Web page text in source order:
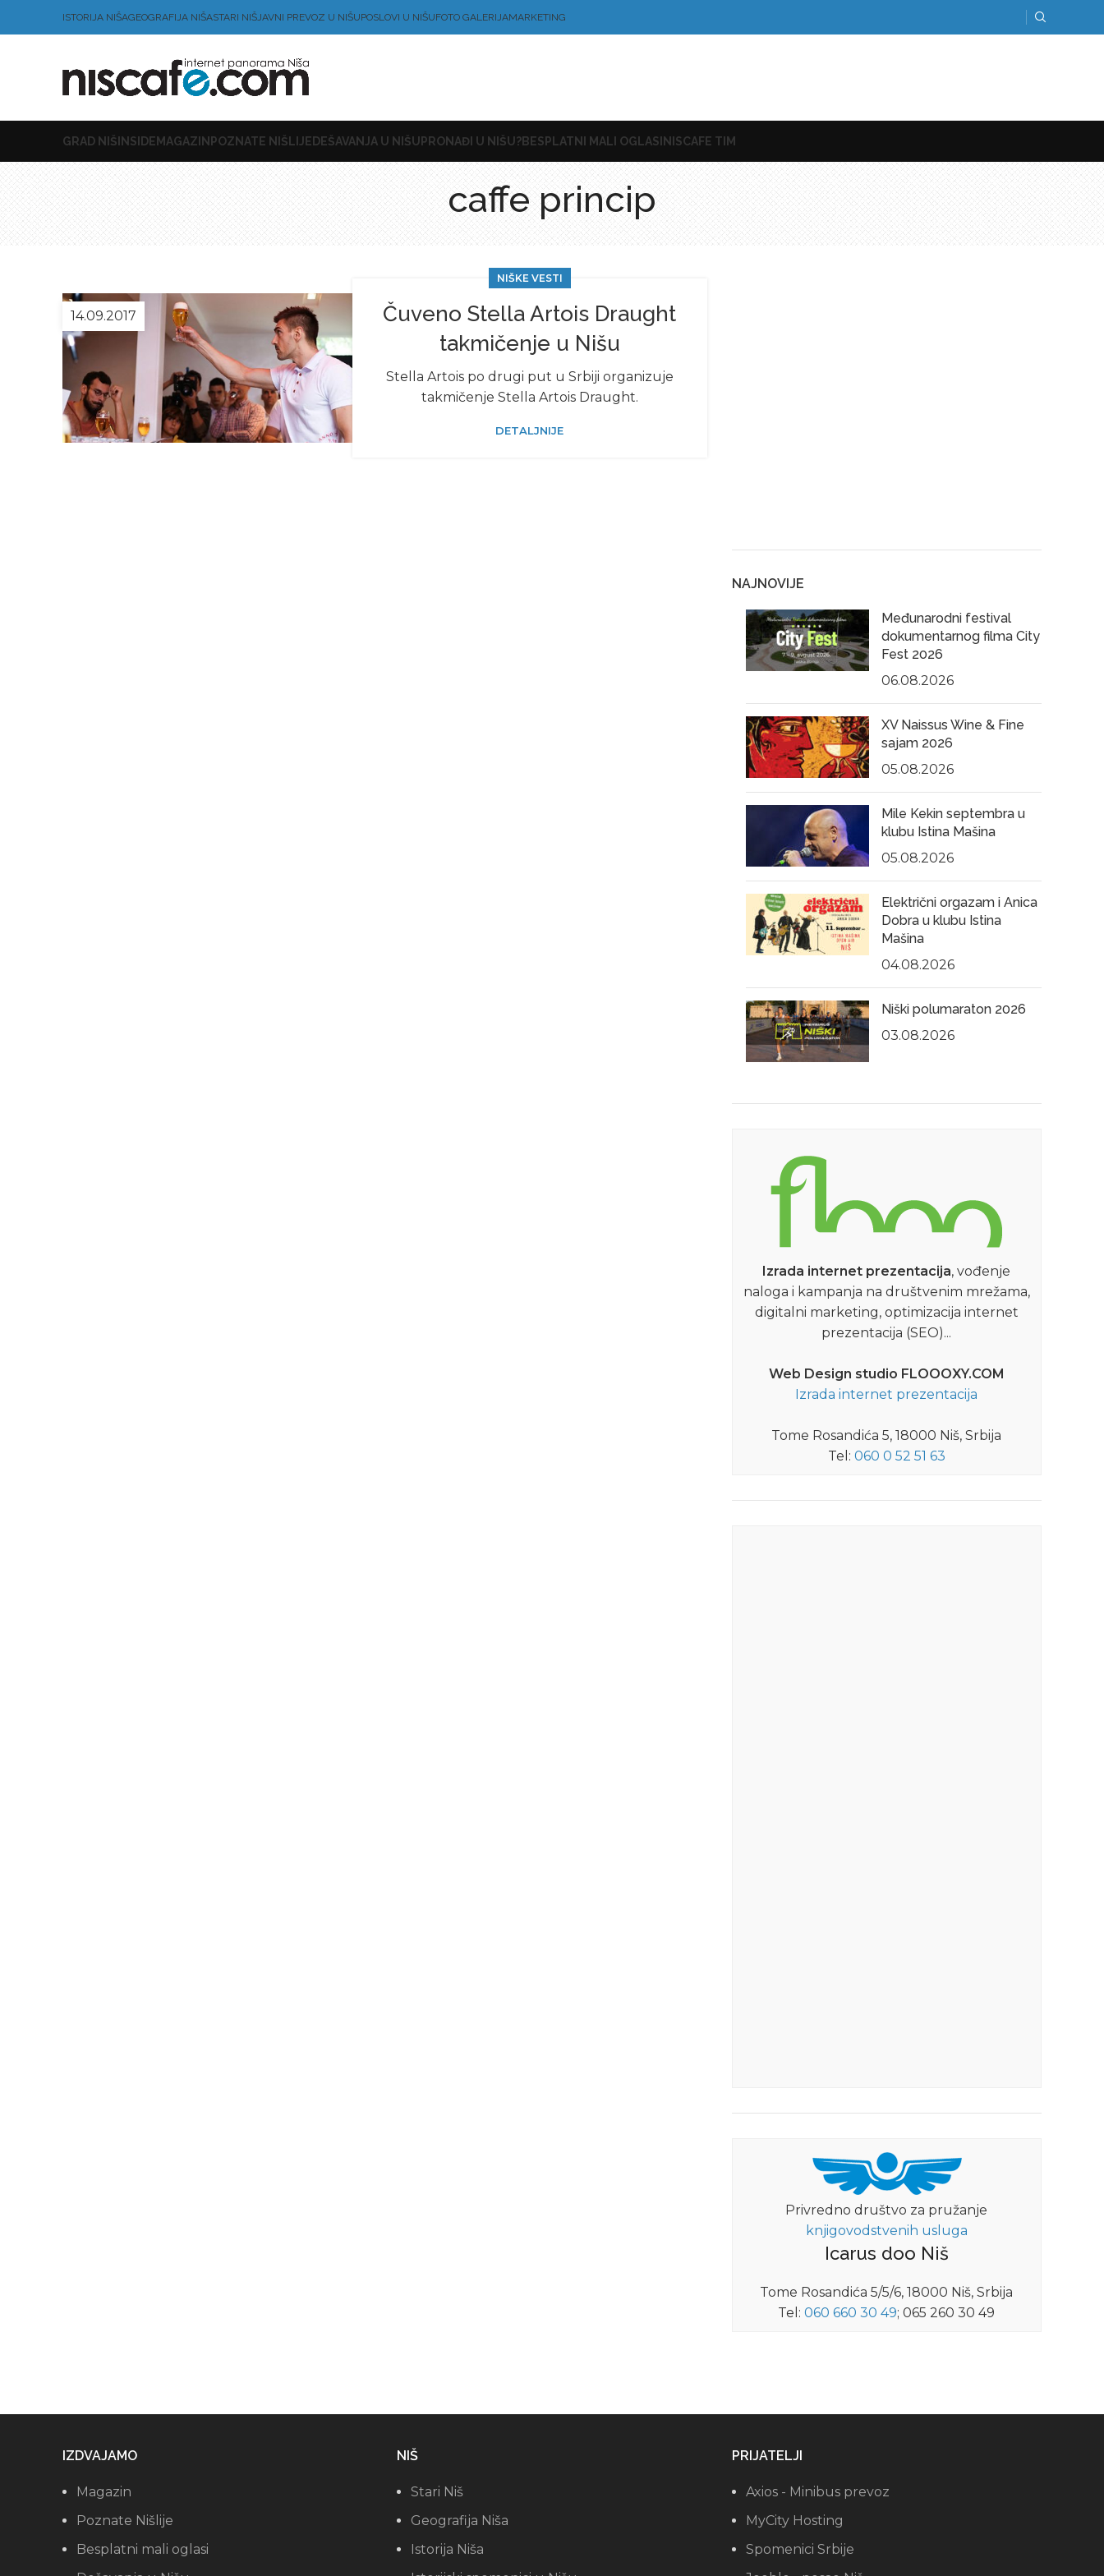
ISTORIJA NIŠAGEOGRAFIJA NIŠASTARI NIŠJAVNI PREVOZ U NIŠUPOSLOVI U NIŠUFOTO GALERIJAMARKETING
GRAD NIŠ INSIDE MAGAZIN POZNATE NIŠLIJE DEŠAVANJA U NIŠU PRONAĐI U NIŠU?BESPLATNI MALI OGLASI NISCAFE TIM
caffe princip
14.09.2017
NIŠKE VESTI
Čuveno Stella Artois Draught
takmičenje u Nišu
Stella Artois po drugi put u Srbiji organizuje
takmičenje Stella Artois Draught.
DETALJNIJE
NAJNOVIJE
Međunarodni festival
dokumentarnog filma City
Fest 2026
06.08.2026
XV Naissus Wine & Fine
sajam 2026
05.08.2026
Mile Kekin septembra u
klubu Istina Mašina
05.08.2026
Električni orgazam i Anica
Dobra u klubu Istina
Mašina
04.08.2026
Niški polumaraton 2026
03.08.2026
Izrada internet prezentacija, vođenje
naloga i kampanja na društvenim mrežama,
digitalni marketing, optimizacija internet
prezentacija (SEO)...
Web Design studio FLOOOXY.COM
Izrada internet prezentacija
Tome Rosandića 5, 18000 Niš, Srbija
Tel: 060 0 52 51 63
Privredno društvo za pružanje
knjigovodstvenih usluga
Icarus doo Niš
Tome Rosandića 5/5/6, 18000 Niš, Srbija
Tel:060 660 30 49; 065 260 30 49
IZDVAJAMO
Magazin
Poznate Nišlije
Besplatni mali oglasi
NIŠ
Stari Niš
Geografija Niša
Istorija Niša
PRIJATELJI
Axios - Minibus prevoz
MyCity Hosting
Spomenici Srbije